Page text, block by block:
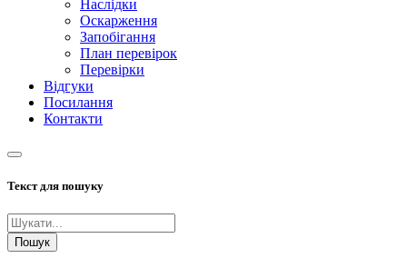
Наслідки
Оскарження
Запобігання
План перевірок
Перевірки
Відгуки
Посилання
Контакти
Текст для пошуку